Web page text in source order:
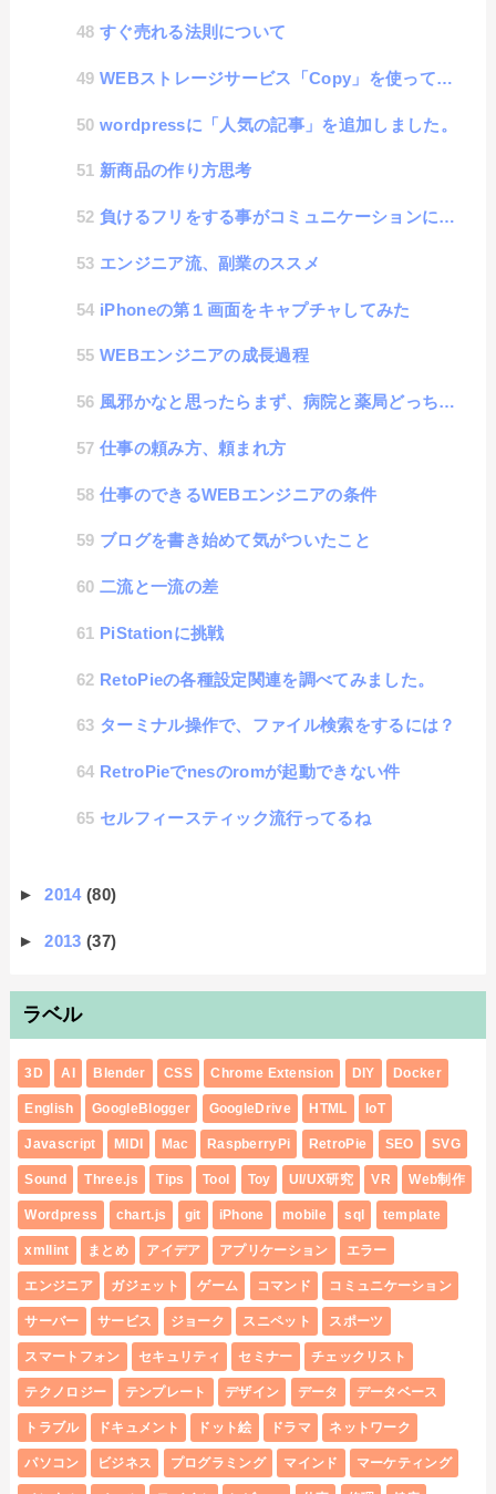
すぐ売れる法則について
WEBストレージサービス「Copy」を使ってみた
wordpressに「人気の記事」を追加しました。
新商品の作り方思考
負けるフリをする事がコミュニケーションにつながる
エンジニア流、副業のススメ
iPhoneの第１画面をキャプチャしてみた
WEBエンジニアの成長過程
風邪かなと思ったらまず、病院と薬局どっちに行く？
仕事の頼み方、頼まれ方
仕事のできるWEBエンジニアの条件
ブログを書き始めて気がついたこと
二流と一流の差
PiStationに挑戦
RetoPieの各種設定関連を調べてみました。
ターミナル操作で、ファイル検索をするには？
RetroPieでnesのromが起動できない件
セルフィースティック流行ってるね
►2014(80)
►2013(37)
ラベル
3D AI Blender CSS Chrome Extension DIY Docker
English GoogleBlogger GoogleDrive HTML IoT
Javascript MIDI Mac RaspberryPi RetroPie SEO SVG
Sound Three.js Tips Tool Toy UI/UX研究 VR Web制作
Wordpress chart.js git iPhone mobile sql template
xmllint まとめ アイデア アプリケーション エラー
エンジニア ガジェット ゲーム コマンド コミュニケーション
サーバー サービス ジョーク スニペット スポーツ
スマートフォン セキュリティ セミナー チェックリスト
テクノロジー テンプレート デザイン データ データベース
トラブル ドキュメント ドット絵 ドラマ ネットワーク
パソコン ビジネス プログラミング マインド マーケティング